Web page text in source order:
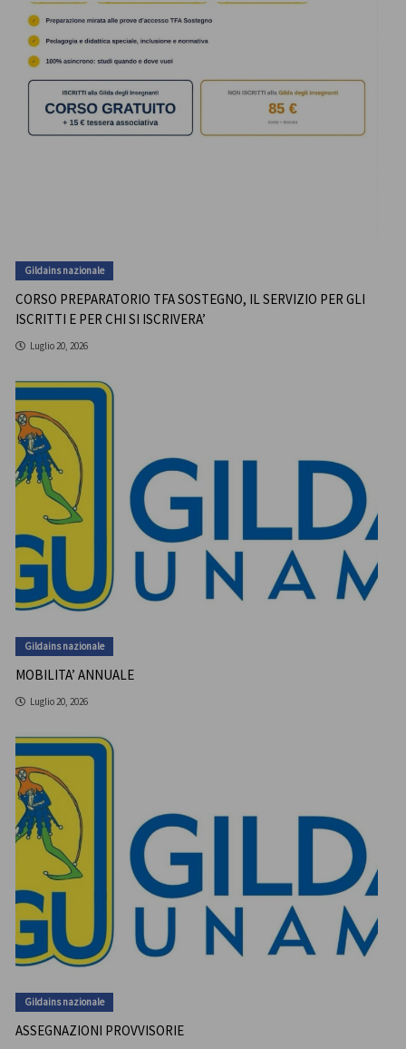
Gildains nazionale
CORSO PREPARATORIO TFA SOSTEGNO, IL SERVIZIO PER GLI
ISCRITTI E PER CHI SI ISCRIVERA’
Luglio 20, 2026
Gildains nazionale
MOBILITA’ ANNUALE
Luglio 20, 2026
Gildains nazionale
ASSEGNAZIONI PROVVISORIE